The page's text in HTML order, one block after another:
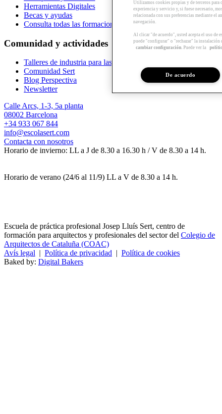
Herramientas Digitales
Becas y ayudas
Consulta todas las formaciones
Comunidad y actividades
Talleres de industria para las empresas
Comunidad Sert
Blog Perspectiva
Newsletter
Calle Arcs, 1-3, 5a planta
08002 Barcelona
+34 933 067 844
info@escolasert.com
Contacta con nosotros
Horario de invierno: LL a J de 8.30 a 16.30 h / V de 8.30 a 14 h.
Horario de verano (24/6 al 11/9) LL a V de 8.30 a 14 h.
Escuela de práctica profesional Josep Lluís Sert, centro de
formación para arquitectos y profesionales del sector del Colegio de
Arquitectos de Cataluña (COAC)
Avís legal | Política de privacidad | Política de cookies
Baked by: Digital Bakers
Utilizamos cookies propias y de terceros para
experiencia y servicio y, si fuese necesario,
relacionada con sus preferencias mediante el
navegación.
Al clicar "de acuerdo", usted acepta el uso de
puede "configurar" o "rechazar" la instalación
cambiar configuración. Puede ver la
De acuerdo